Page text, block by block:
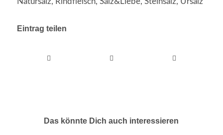
Eintrag teilen
Das könnte Dich auch interessieren